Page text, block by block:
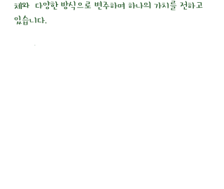
체와  다양한 방식으로 변주하며 하나의 가치를 전하고
있습니다.